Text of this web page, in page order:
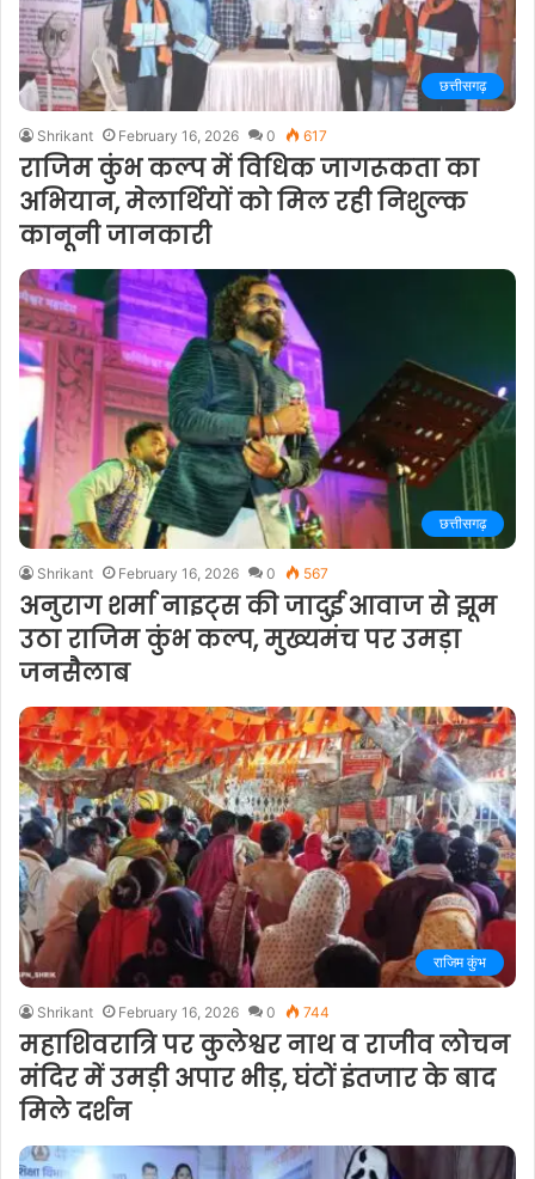
छत्तीसगढ़
Shrikant February 16, 2026 0 617
राजिम कुंभ कल्प में विधिक जागरूकता का
अभियान, मेलार्थियों को मिल रही निशुल्क
कानूनी जानकारी
छत्तीसगढ़
Shrikant February 16, 2026 0 567
अनुराग शर्मा नाइट्स की जादुई आवाज से झूम
उठा राजिम कुंभ कल्प, मुख्यमंच पर उमड़ा
जनसैलाब
राजिम कुंभ
Shrikant February 16, 2026 0 744
महाशिवरात्रि पर कुलेश्वर नाथ व राजीव लोचन
मंदिर में उमड़ी अपार भीड़, घंटों इंतजार के बाद
मिले दर्शन